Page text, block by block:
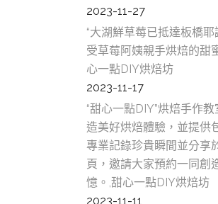
2023-11-27
“大湖鮮草莓已抵達板橋耶
受草莓阿姨親手烘焙的甜
心一點DIY烘焙坊
2023-11-17
“甜心一點DIY”烘焙手作
造美好烘焙體驗，並提供
專業記錄珍貴瞬間並分享
頁，邀請大家預約一同創
憶。,甜心一點DIY烘焙坊
2023-11-11